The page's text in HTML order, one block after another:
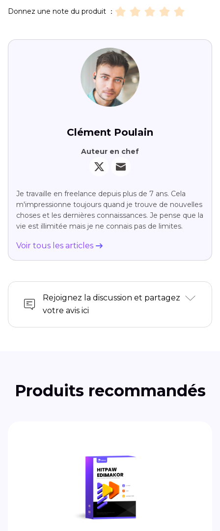
Donnez une note du produit ：
Clément Poulain
Auteur en chef
Je travaille en freelance depuis plus de 7 ans. Cela
m'impressionne toujours quand je trouve de nouvelles
choses et les dernières connaissances. Je pense que la
vie est illimitée mais je ne connais pas de limites.
Voir tous les articles
Rejoignez la discussion et partagez
votre avis ici
Produits recommandés